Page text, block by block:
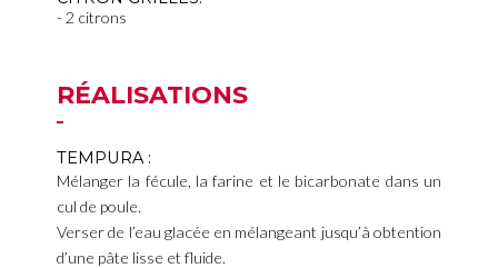
2 citrons
RÉALISATIONS
TEMPURA :
Mélanger la fécule, la farine et le bicarbonate dans un
cul de poule.
Verser de l’eau glacée en mélangeant jusqu’à obtention
d’une pâte lisse et fluide.